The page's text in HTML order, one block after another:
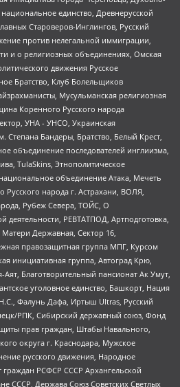
единство, Древнерусской
Староверов-Инглингов, Русский
против нелегальной иммиграции,
и о религиозных объединениях, Омская
движения Русское
Братство, Клуб Болельщиков
Мусульманская религиозная
Коренного Русского народа
УНА - УНСО, Украинская
Степана Бандеры, Братство, Белый Крест,
объединение последователей инглиизма,
TulaSkins, Этнополитическое
объединение Атака, Мечеть
народа г. Астрахани, ВОЛЯ,
Рубеж Севера, ТОЙС, О
деятельности, РЕВТАТПОД, Артподготовка,
Державная, Сектор 16,
правозащитная группа МПГ, Курсом
инициативная группа, Автоград Крю,
Благотворительный пансионат Ак Умут,
уголовное единство, Башкорт, Нация
Фалунь Дафа, Иртыш Ultras, Русский
РПК, Сибирский державный союз, Фонд
прав граждан, Штабы Навального,
округа г. Краснодара, Мужское
русского движения, Народное
граждан РСФСР СССР Архангельской
СССР, Держава Союз Советских Светлых